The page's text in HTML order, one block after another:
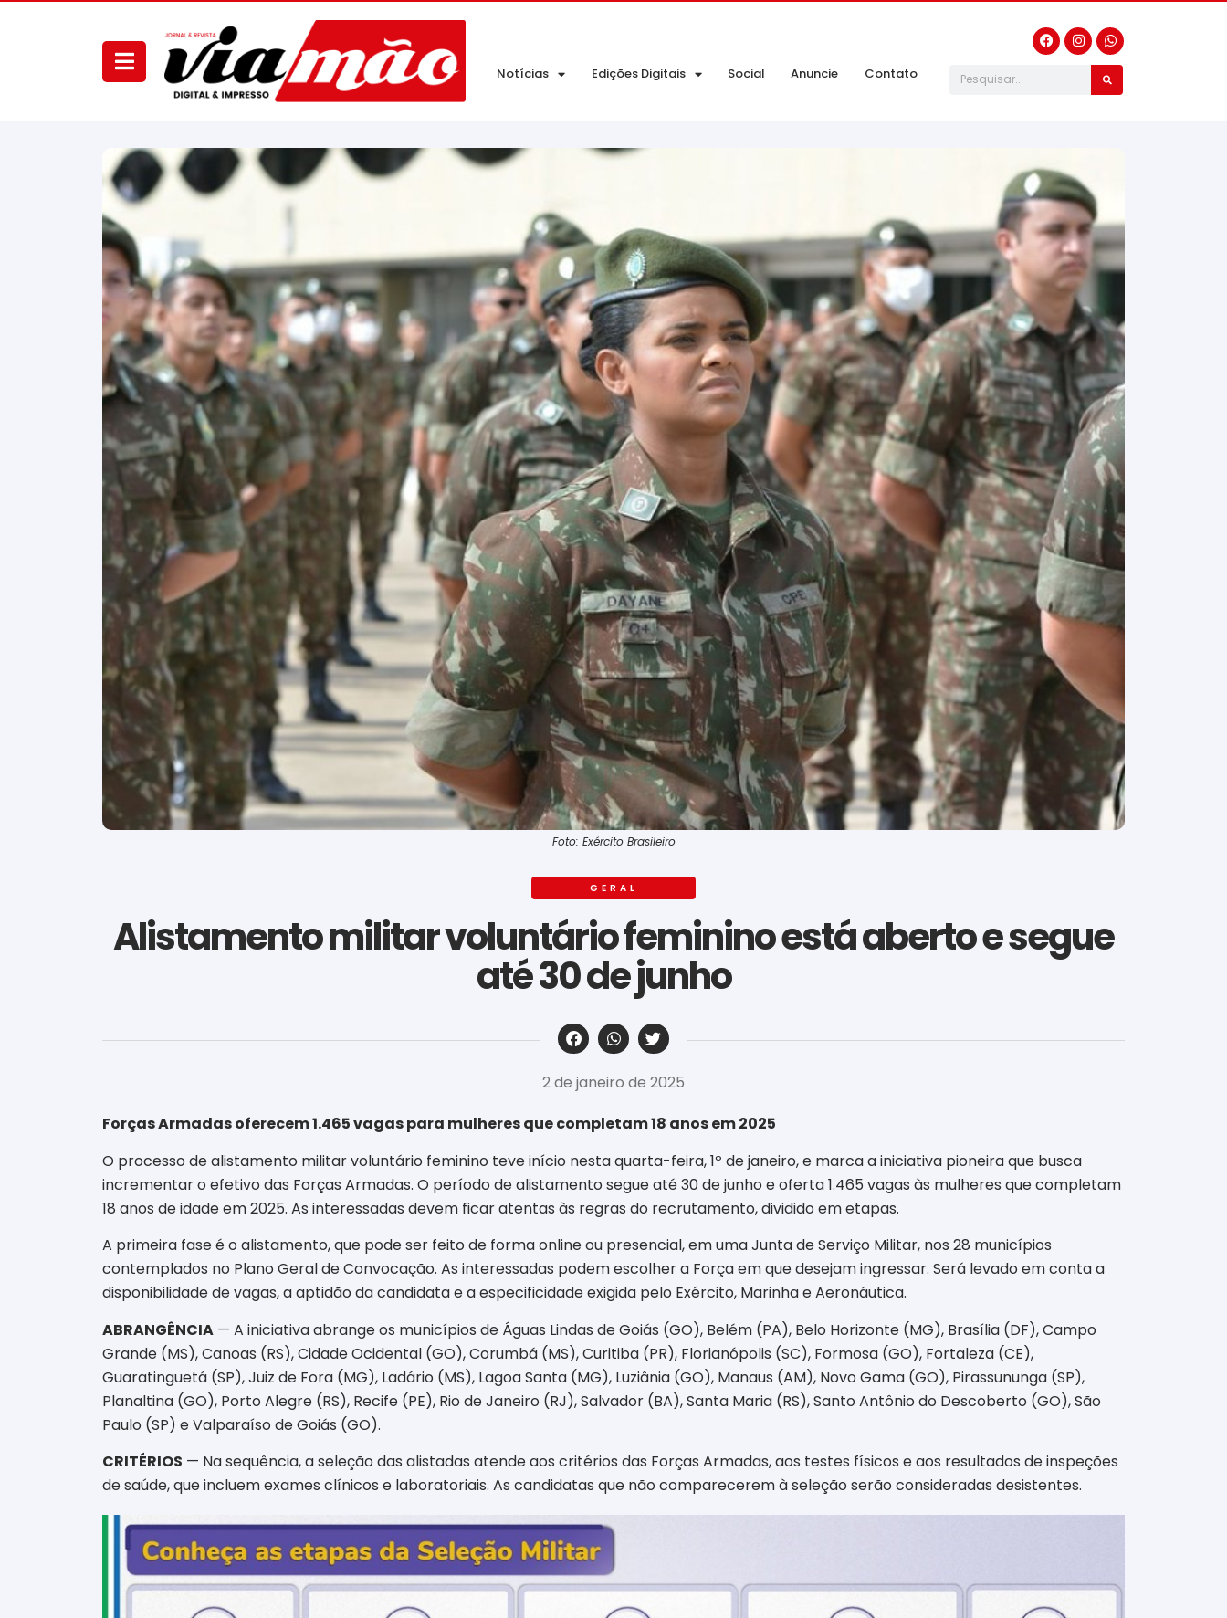
Notícias Edições Digitais Social Anuncie Contato
Foto: Exército Brasileiro
GERAL
Alistamento militar voluntário feminino está aberto e segue
até 30 de junho
‎ ‎ ‎ ‎ ‎ ‎ ‎ ‎ ‎ ‎ ‎ ‎ ‎ ‎ ‎ ‎ ‎ ‎ ‎ ‎ ‎ ‎ ‎ ‎ ‎ ‎ ‎ ‎ ‎ ‎ ‎
2 de janeiro de 2025
Forças Armadas oferecem 1.465 vagas para mulheres que completam 18 anos em 2025
O processo de alistamento militar voluntário feminino teve início nesta quarta-feira, 1º de janeiro, e marca a iniciativa pioneira que busca
incrementar o efetivo das Forças Armadas. O período de alistamento segue até 30 de junho e oferta 1.465 vagas às mulheres que completam
18 anos de idade em 2025. As interessadas devem ficar atentas às regras do recrutamento, dividido em etapas.
A primeira fase é o alistamento, que pode ser feito de forma online ou presencial, em uma Junta de Serviço Militar, nos 28 municípios
contemplados no Plano Geral de Convocação. As interessadas podem escolher a Força em que desejam ingressar. Será levado em conta a
disponibilidade de vagas, a aptidão da candidata e a especificidade exigida pelo Exército, Marinha e Aeronáutica.
ABRANGÊNCIA — A iniciativa abrange os municípios de Águas Lindas de Goiás (GO), Belém (PA), Belo Horizonte (MG), Brasília (DF), Campo
Grande (MS), Canoas (RS), Cidade Ocidental (GO), Corumbá (MS), Curitiba (PR), Florianópolis (SC), Formosa (GO), Fortaleza (CE),
Guaratinguetá (SP), Juiz de Fora (MG), Ladário (MS), Lagoa Santa (MG), Luziânia (GO), Manaus (AM), Novo Gama (GO), Pirassununga (SP),
Planaltina (GO), Porto Alegre (RS), Recife (PE), Rio de Janeiro (RJ), Salvador (BA), Santa Maria (RS), Santo Antônio do Descoberto (GO), São
Paulo (SP) e Valparaíso de Goiás (GO).
CRITÉRIOS — Na sequência, a seleção das alistadas atende aos critérios das Forças Armadas, aos testes físicos e aos resultados de inspeções
de saúde, que incluem exames clínicos e laboratoriais. As candidatas que não comparecerem à seleção serão consideradas desistentes.